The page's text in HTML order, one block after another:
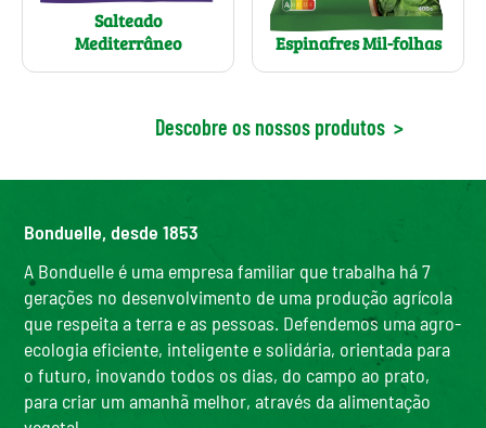
Salteado
Mediterrâneo
Espinafres Mil-folhas
Descobre os nossos produtos >
Bonduelle, desde 1853
A Bonduelle é uma empresa familiar que trabalha há 7
gerações no desenvolvimento de uma produção agrícola
que respeita a terra e as pessoas. Defendemos uma agro-
ecologia eficiente, inteligente e solidária, orientada para
o futuro, inovando todos os dias, do campo ao prato,
para criar um amanhã melhor, através da alimentação